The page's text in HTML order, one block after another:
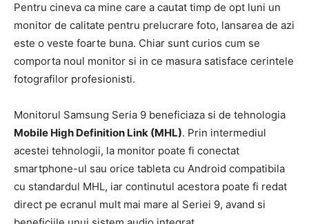
Pentru cineva ca mine care a cautat timp de opt luni un
monitor de calitate pentru prelucrare foto, lansarea de azi
este o veste foarte buna. Chiar sunt curios cum se
comporta noul monitor si in ce masura satisface cerintele
fotografilor profesionisti.
Monitorul Samsung Seria 9 beneficiaza si de tehnologia
Mobile High Definition Link (MHL). Prin intermediul
acestei tehnologii, la monitor poate fi conectat
smartphone-ul sau orice tableta cu Android compatibila
cu standardul MHL, iar continutul acestora poate fi redat
direct pe ecranul mult mai mare al Seriei 9, avand si